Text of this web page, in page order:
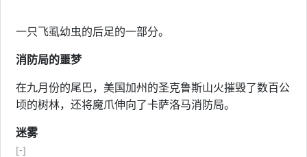
一只飞虱幼虫的后足的一部分。
消防局的噩梦
在九月份的尾巴，美国加州的圣克鲁斯山火摧毁了数百公
顷的树林，还将魔爪伸向了卡萨洛马消防局。
迷雾
[-]